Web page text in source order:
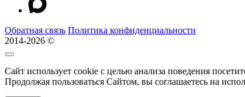
Обратная связь Политика конфиденциальности
2014-2026 ©
Сайт использует cookie с целью анализа поведения
Продолжая пользоваться Сайтом, вы соглашаетесь на